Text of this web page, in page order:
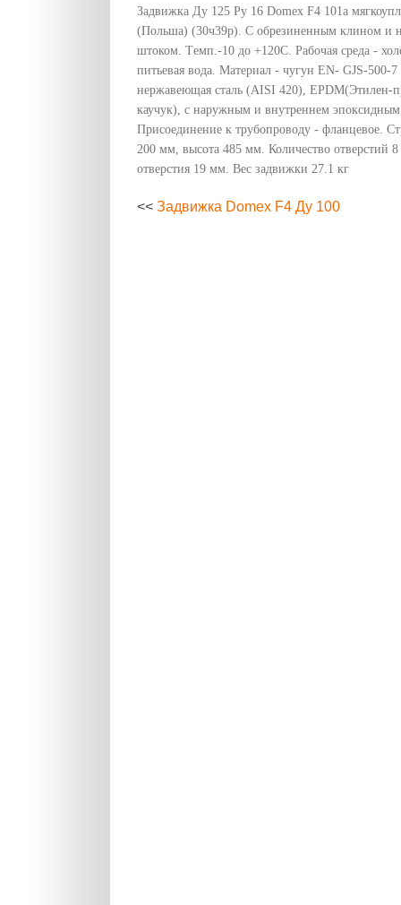
Задвижка Ду 125 Pу 16 Domex F4 101a
(Польша) (30ч39р). С обрезиненным клином и
штоком. Tемп.-10 до +120C. Рабочая среда -
питьевая вода. Материал - чугун EN- GJS-500-
нержавеющая сталь (AISI 420), EPDM(Этилен-
каучук), с наружным и внутреннем
Присоединение к трубопроводу - фланцевое.
200 мм, высота 485 мм. Количество отверстий
отверстия 19 мм. Вес задвижки 27.1 кг
<< Задвижка Domex F4 Ду 100